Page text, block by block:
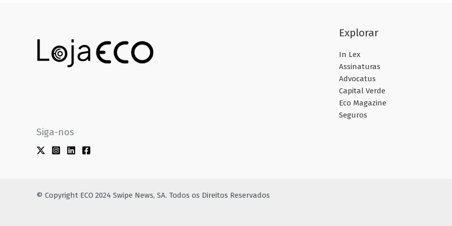
Siga-nos
Explorar
In Lex
Assinaturas
Advocatus
Capital Verde
Eco Magazine
Seguros
© Copyright ECO 2024 Swipe News, SA. Todos os Direitos Reservados